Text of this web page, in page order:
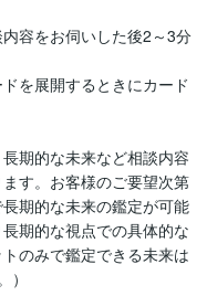
容をお伺いした後2～3分
を展開するときにカード
期的な未来など相談内容
す。お客様のご要望次第
期的な未来の鑑定が可能
期的な視点での具体的な
のみで鑑定できる未来は